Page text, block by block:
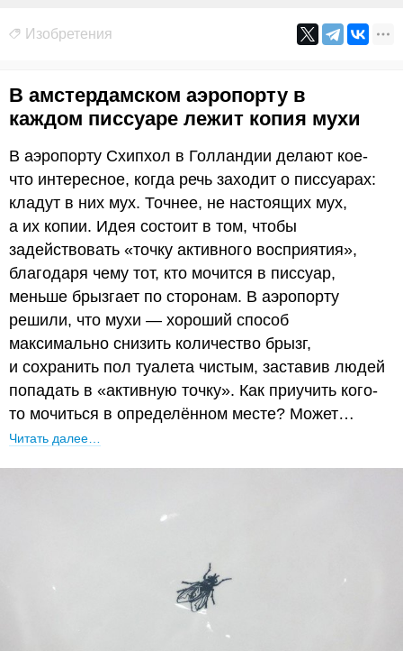
Изобретения
В амстердамском аэропорту в
каждом писсуаре лежит копия мухи
В аэропорту Схипхол в Голландии делают кое-
что интересное, когда речь заходит о писсуарах:
кладут в них мух. Точнее, не настоящих мух,
а их копии. Идея состоит в том, чтобы
задействовать «точку активного восприятия»,
благодаря чему тот, кто мочится в писсуар,
меньше брызгает по сторонам. В аэропорту
решили, что мухи — хороший способ
максимально снизить количество брызг,
и сохранить пол туалета чистым, заставив людей
попадать в «активную точку». Как приучить кого-
то мочиться в определённом месте? Может…
Читать далее…